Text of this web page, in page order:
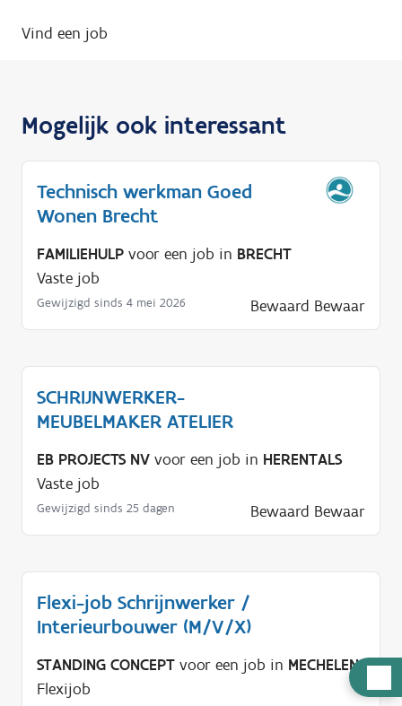
u
Vind een job
Mogelijk ook interessant
Technisch werkman Goed
Wonen Brecht
FAMILIEHULP voor een job in BRECHT
Vaste job
Gewijzigd sinds 4 mei 2026 Bewaard Bewaar
SCHRIJNWERKER-
MEUBELMAKER ATELIER
EB PROJECTS NV voor een job in HERENTALS
Vaste job
Gewijzigd sinds 25 dagen Bewaard Bewaar
Flexi-job Schrijnwerker /
Interieurbouwer (M/V/X)
STANDING CONCEPT voor een job in MECHELEN
Flexijob